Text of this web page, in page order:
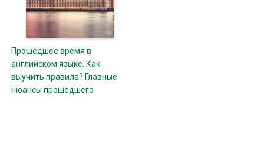
Прошедшее время в
английском языке. Как
выучить правила? Главные
нюансы прошедшего